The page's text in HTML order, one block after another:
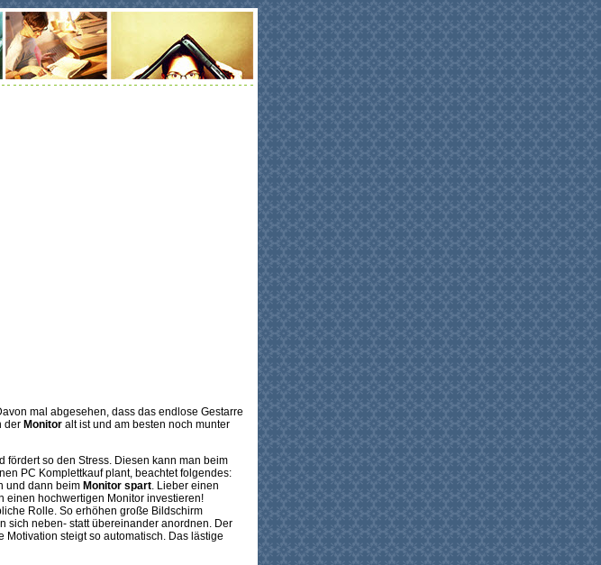
mal abgesehen, dass das endlose Gestarre
der Monitor alt ist und am besten noch munter
fördert so den Stress. Diesen kann man beim
PC Komplettkauf plant, beachtet folgendes:
und dann beim Monitor spart. Lieber einen
einen hochwertigen Monitor investieren!
Rolle. So erhöhen große Bildschirm
sich neben- statt übereinander anordnen. Der
steigt so automatisch. Das lästige